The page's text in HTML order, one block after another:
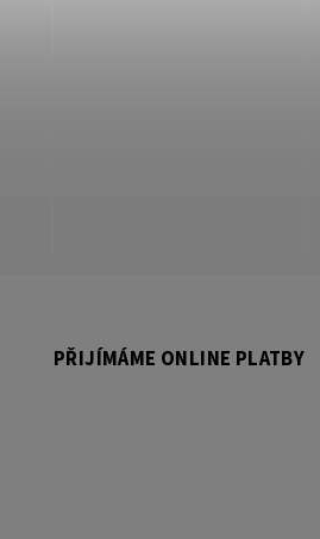
PŘIJÍMÁME ONLINE PLATBY